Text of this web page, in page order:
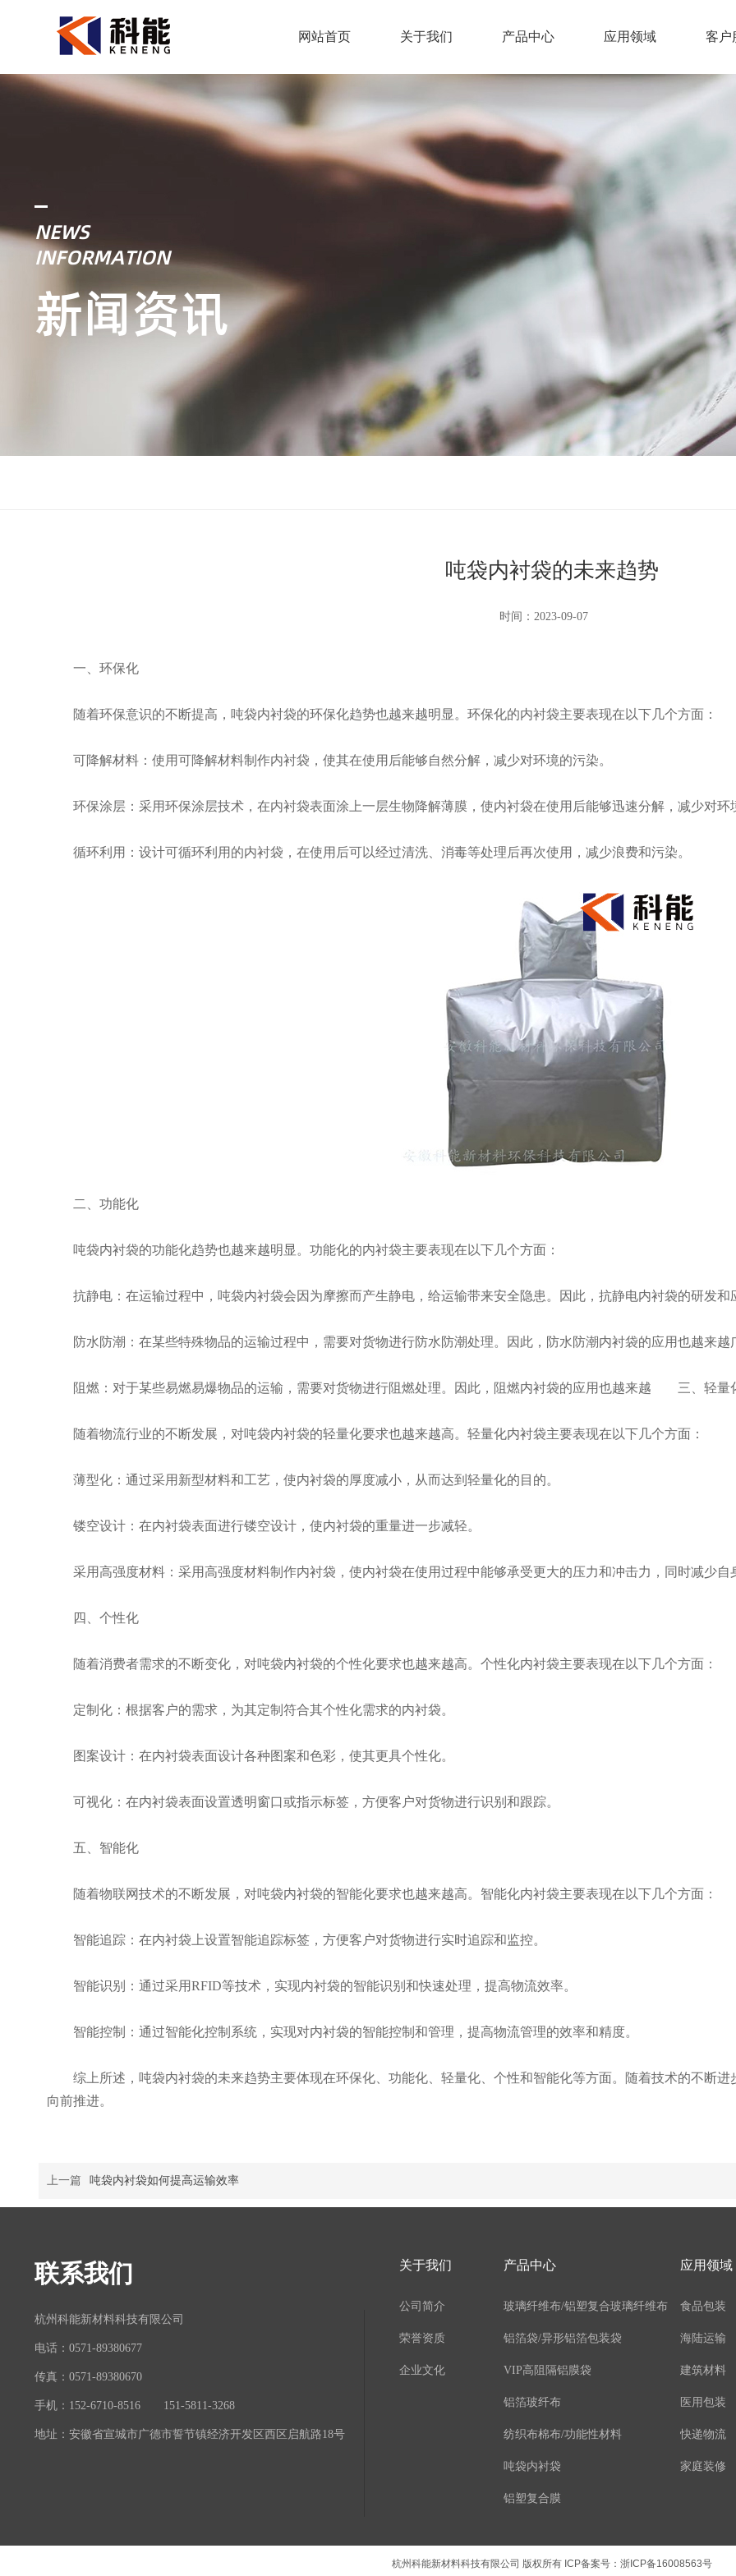
网站首页 关于我们 产品中心 应用领域 客户
NEWS
INFORMATION
新闻资讯
吨袋内衬袋的未来趋势
时间：2023-09-07
一、环保化
随着环保意识的不断提高，吨袋内衬袋的环保化趋势也越来越明显。环保化的内衬袋主要表现在以下几个方面：
可降解材料：使用可降解材料制作内衬袋，使其在使用后能够自然分解，减少对环境的污染。
环保涂层：采用环保涂层技术，在内衬袋表面涂上一层生物降解薄膜，使内衬袋在使用后能够迅速分解，减少对环
循环利用：设计可循环利用的内衬袋，在使用后可以经过清洗、消毒等处理后再次使用，减少浪费和污染。
二、功能化
吨袋内衬袋的功能化趋势也越来越明显。功能化的内衬袋主要表现在以下几个方面：
抗静电：在运输过程中，吨袋内衬袋会因为摩擦而产生静电，给运输带来安全隐患。因此，抗静电内衬袋的研发和
防水防潮：在某些特殊物品的运输过程中，需要对货物进行防水防潮处理。因此，防水防潮内衬袋的应用也越来越
阻燃：对于某些易燃易爆物品的运输，需要对货物进行阻燃处理。因此，阻燃内衬袋的应用也越来越 三、轻量
随着物流行业的不断发展，对吨袋内衬袋的轻量化要求也越来越高。轻量化内衬袋主要表现在以下几个方面：
薄型化：通过采用新型材料和工艺，使内衬袋的厚度减小，从而达到轻量化的目的。
镂空设计：在内衬袋表面进行镂空设计，使内衬袋的重量进一步减轻。
采用高强度材料：采用高强度材料制作内衬袋，使内衬袋在使用过程中能够承受更大的压力和冲击力，同时减少自
四、个性化
随着消费者需求的不断变化，对吨袋内衬袋的个性化要求也越来越高。个性化内衬袋主要表现在以下几个方面：
定制化：根据客户的需求，为其定制符合其个性化需求的内衬袋。
图案设计：在内衬袋表面设计各种图案和色彩，使其更具个性化。
可视化：在内衬袋表面设置透明窗口或指示标签，方便客户对货物进行识别和跟踪。
五、智能化
随着物联网技术的不断发展，对吨袋内衬袋的智能化要求也越来越高。智能化内衬袋主要表现在以下几个方面：
智能追踪：在内衬袋上设置智能追踪标签，方便客户对货物进行实时追踪和监控。
智能识别：通过采用RFID等技术，实现内衬袋的智能识别和快速处理，提高物流效率。
智能控制：通过智能化控制系统，实现对内衬袋的智能控制和管理，提高物流管理的效率和精度。
综上所述，吨袋内衬袋的未来趋势主要体现在环保化、功能化、轻量化、个性和智能化等方面。随着技术的不断进
向前推进。
上一篇 吨袋内衬袋如何提高运输效率
关于我们
公司简介
荣誉资质
企业文化
产品中心
玻璃纤维布/铝塑复合玻璃纤维布
铝箔袋/异形铝箔包装袋
VIP高阻隔铝膜袋
铝箔玻纤布
纺织布棉布/功能性材料
吨袋内衬袋
铝塑复合膜
应用领域
食品包装
海陆运输
建筑材料
医用包装
快递物流
家庭装修
联系我们
杭州科能新材料科技有限公司
电话：0571-89380677
传真：0571-89380670
手机：152-6710-8516 151-5811-3268
地址：安徽省宣城市广德市誓节镇经济开发区西区启航路18号
杭州科能新材料科技有限公司 版权所有 ICP备案号： 浙ICP备16008563号